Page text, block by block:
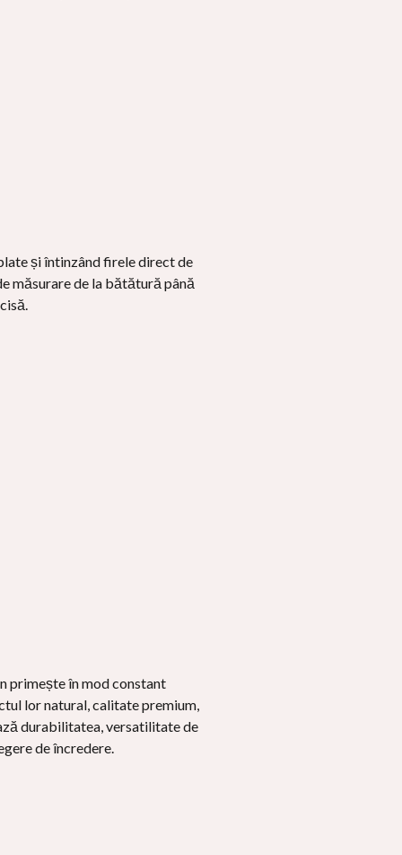
și întinzând firele direct de
măsurare de la bătătură până
primește în mod constant
lor natural, calitate premium,
durabilitatea, versatilitate de
de încredere.